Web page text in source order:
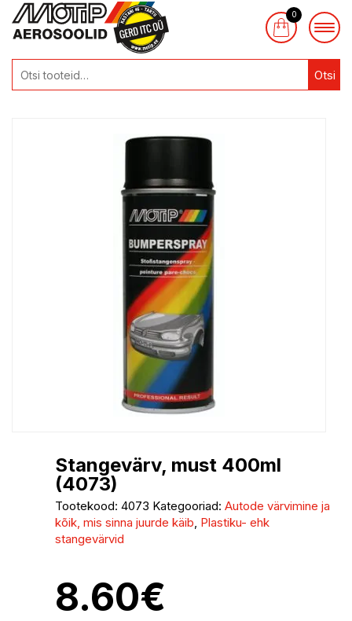
Otsi
0
Stangevärv, must 400ml
(4073)
Tootekood: 4073 Kategooriad: Autode värvimine ja
kõik, mis sinna juurde käib, Plastiku- ehk
stangevärvid
8.60€